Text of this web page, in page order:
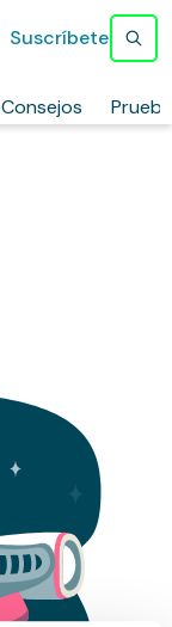
Consejos
Suscríbete